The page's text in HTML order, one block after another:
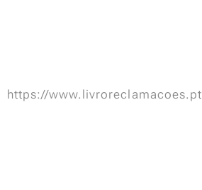
https://www.livroreclamacoes.pt